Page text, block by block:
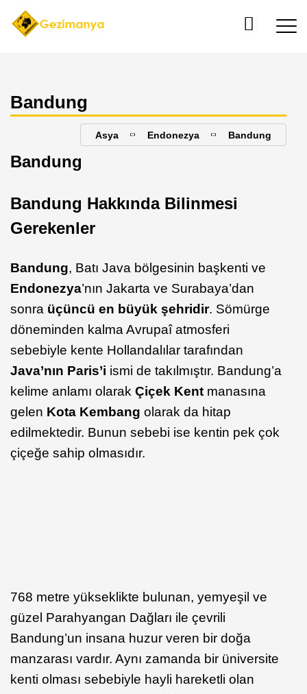
Bandung
Asya Endonezya Bandung
Bandung
Bandung Hakkında Bilinmesi
Gerekenler
Bandung, Batı Java bölgesinin başkenti ve
Endonezya’nın Jakarta ve Surabaya’dan
sonra üçüncü en büyük şehridir. Sömürge
döneminden kalma Avrupaî atmosferi
sebebiyle kente Hollandalılar tarafından
Java’nın Paris’i ismi de takılmıştır. Bandung’a
kelime anlamı olarak Çiçek Kent manasına
gelen Kota Kembang olarak da hitap
edilmektedir. Bunun sebebi ise kentin pek çok
çiçeğe sahip olmasıdır.
768 metre yükseklikte bulunan, yemyeşil ve
güzel Parahyangan Dağları ile çevrili
Bandung’un insana huzur veren bir doğa
manzarası vardır. Aynı zamanda bir üniversite
kenti olması sebebiyle hayli hareketli olan